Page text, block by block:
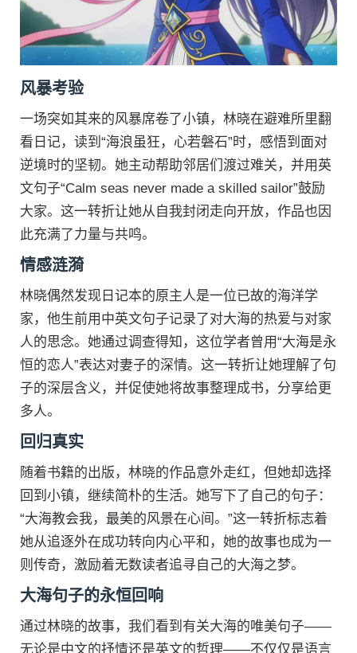
风暴考验
一场突如其来的风暴席卷了小镇，林晓在避难所里翻
看日记，读到“海浪虽狂，心若磐石”时，感悟到面对
逆境时的坚韧。她主动帮助邻居们渡过难关，并用英
文句子“Calm seas never made a skilled sailor”鼓励
大家。这一转折让她从自我封闭走向开放，作品也因
此充满了力量与共鸣。
情感涟漪
林晓偶然发现日记本的原主人是一位已故的海洋学
家，他生前用中英文句子记录了对大海的热爱与对家
人的思念。她通过调查得知，这位学者曾用“大海是永
恒的恋人”表达对妻子的深情。这一转折让她理解了句
子的深层含义，并促使她将故事整理成书，分享给更
多人。
回归真实
随着书籍的出版，林晓的作品意外走红，但她却选择
回到小镇，继续简朴的生活。她写下了自己的句子：
“大海教会我，最美的风景在心间。”这一转折标志着
她从追逐外在成功转向内心平和，她的故事也成为一
则传奇，激励着无数读者追寻自己的大海之梦。
大海句子的永恒回响
通过林晓的故事，我们看到有关大海的唯美句子——
无论是中文的抒情还是英文的哲理——不仅仅是语言